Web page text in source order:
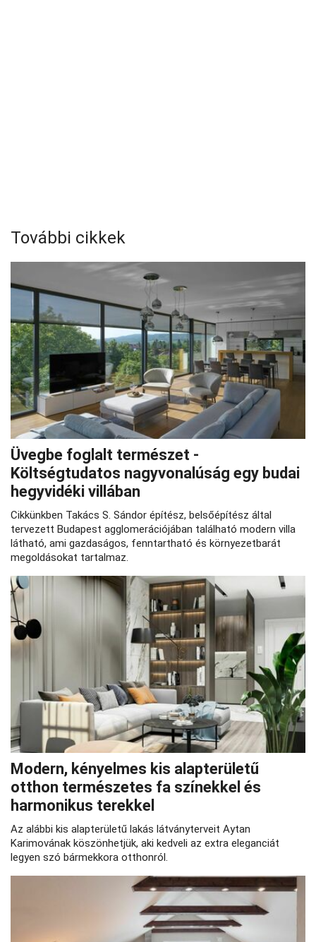
További cikkek
Üvegbe foglalt természet -
Költségtudatos nagyvonalúság egy budai
hegyvidéki villában
Cikkünkben Takács S. Sándor építész, belsőépítész által
tervezett Budapest agglomerációjában található modern villa
látható, ami gazdaságos, fenntartható és környezetbarát
megoldásokat tartalmaz.
Modern, kényelmes kis alapterületű
otthon természetes fa színekkel és
harmonikus terekkel
Az alábbi kis alapterületű lakás látványterveit Aytan
Karimovának köszönhetjük, aki kedveli az extra eleganciát
legyen szó bármekkora otthonról.